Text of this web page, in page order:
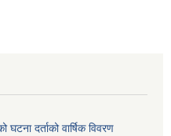
घटना दर्ताको वार्षिक विवरण